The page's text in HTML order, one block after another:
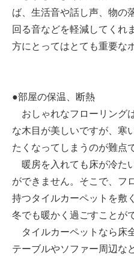
ば、生活音や話し声、物の
回る音などを軽減してくれ
方にとってはとても重要な
●部屋の保温、断熱
おしゃれなフローリング
な木目が美しいですが、寒
たくなってしまうのが難点で
暖房を入れても床が冷た
ができません。そこで、フ
持つタイルカーペットを敷
冬でも暖かく過ごすことが
タイルカーペットなら床
テーブルやソファー周辺な